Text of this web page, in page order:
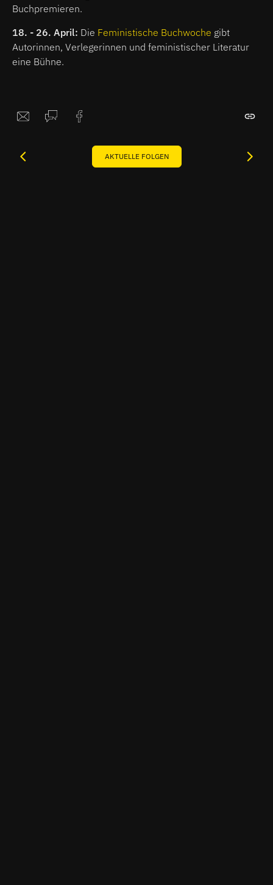
Buchpremieren.
18. - 26. April: Die Feministische Buchwoche gibt
Autorinnen, Verlegerinnen und feministischer Literatur
eine Bühne.
AKTUELLE FOLGEN